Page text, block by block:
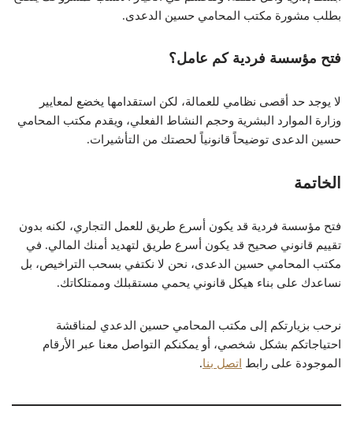
بطلب مشورة مكتب المحامي حسين الدعدى.
فتح مؤسسة فردية كم عامل؟
لا يوجد حد أقصى نظامي للعمالة، لكن استقدامها يخضع لمعايير
وزارة الموارد البشرية وحجم النشاط الفعلي، ويقدم مكتب المحامي
حسين الدعدى توضيحاً قانونياً لحصتك من التأشيرات.
الخاتمة
فتح مؤسسة فردية قد يكون أسرع طريق للعمل التجاري، لكنه بدون
تقييم قانوني صحيح قد يكون أسرع طريق لتهديد أمنك المالي. في
مكتب المحامي حسين الدعدى، نحن لا نكتفي بسحب التراخيص، بل
نساعدك على بناء هيكل قانوني يحمي مستقبلك وممتلكاتك.
نرحب بزيارتكم إلى مكتب المحامي حسين الدعدي لمناقشة
احتياجاتكم بشكل شخصي، أو يمكنكم التواصل معنا عبر الأرقام
الموجودة على رابط اتصل بنا.